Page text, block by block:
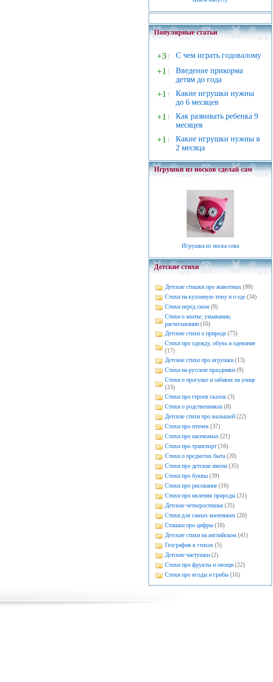
Популярные статьи
+3↑ С чем играть годовалому
+1↑
Введение прикорма
детям до года
+1↑
Какие игрушки нужны
до 6 месяцев
+1↑
Как развивать ребенка 9
месяцев
+1↑
Какие игрушки нужны в
2 месяца
Игрушки из носков сделай сам
Игрушка из носка сова
Детские стихи
Детские стишки про животных (99)
Стихи на кухонную тему и о еде (34)
Стихи перед сном (9)
Стихи о мытье, умывании,
расчесывании (10)
Детские стихи о природе (75)
Стихи про одежду, обувь и одевание
(17)
Детские стихи про игрушки (13)
Стихи на русские праздники (9)
Стихи о прогулке и забавах на улице
(33)
Стихи про героев сказок (3)
Стихи о родственниках (8)
Детские стихи про малышей (22)
Стихи про птичек (37)
Стихи про насекомых (21)
Стихи про транспорт (16)
Стихи о предметах быта (20)
Стихи про детские имена (35)
Стихи про буквы (39)
Стихи про рисование (16)
Стихи про явления природы (31)
Детские четверостишья (35)
Стихи для самых маленьких (20)
Стишки про цифры (18)
Детские стихи на английском (41)
География в стихах (5)
Детские частушки (2)
Стихи про фрукты и овощи (22)
Стихи про ягоды и грибы (16)